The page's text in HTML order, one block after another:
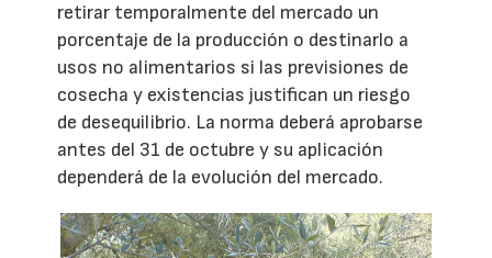
retirar temporalmente del mercado un
porcentaje de la producción o destinarlo a
usos no alimentarios si las previsiones de
cosecha y existencias justifican un riesgo
de desequilibrio. La norma deberá aprobarse
antes del 31 de octubre y su aplicación
dependerá de la evolución del mercado.